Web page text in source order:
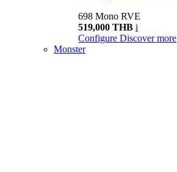
698 Mono RVE
519,000 THB i
Configure Discover more
Monster